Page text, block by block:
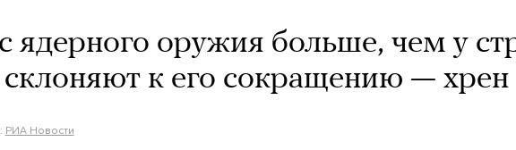
ядерного оружия больше, чем у
к его сокращению —
РИА Новости